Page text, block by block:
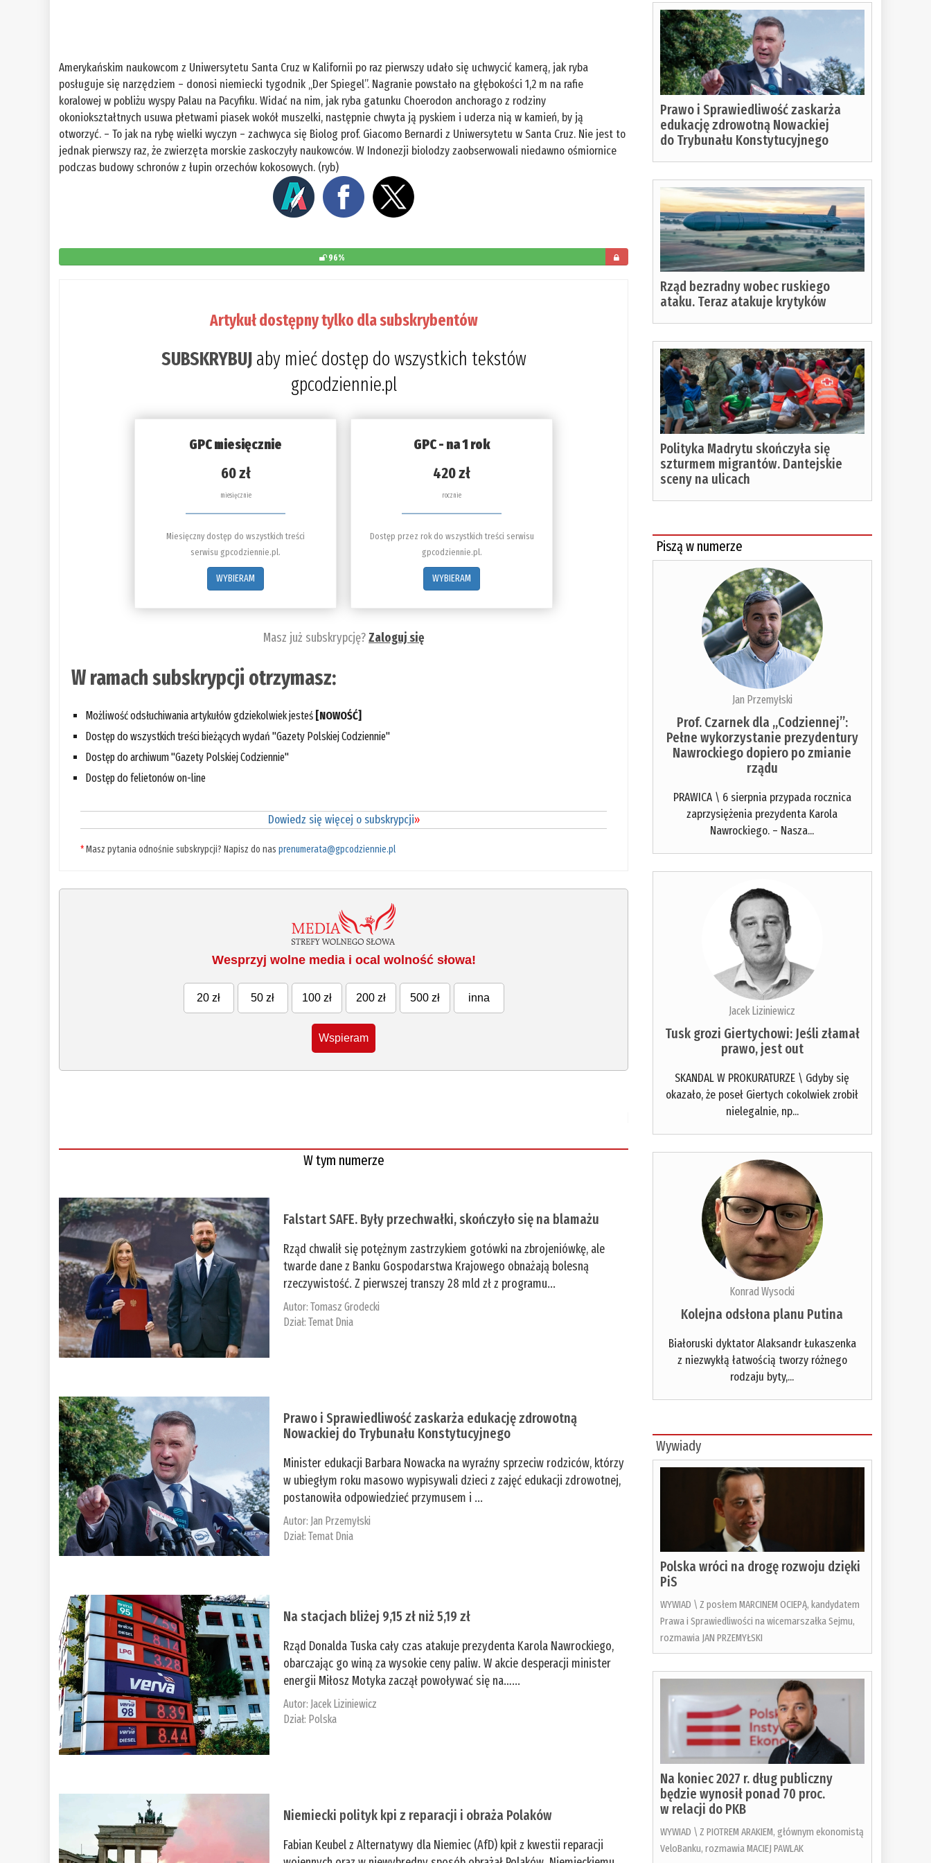
Amerykańskim naukowcom z Uniwersytetu Santa Cruz w Kalifornii po raz pierwszy udało się uchwycić kamerą, jak ryba
posługuje się narzędziem – donosi niemiecki tygodnik „Der Spiegel”. Nagranie powstało na głębokości 1,2 m na rafie
koralowej w pobliżu wyspy Palau na Pacyfiku. Widać na nim, jak ryba gatunku Choerodon anchorago z rodziny
okoniokształtnych usuwa płetwami piasek wokół muszelki, następnie chwyta ją pyskiem i uderza nią w kamień, by ją
otworzyć. – To jak na rybę wielki wyczyn – zachwyca się Biolog prof. Giacomo Bernardi z Uniwersytetu w Santa Cruz. Nie jest to
jednak pierwszy raz, że zwierzęta morskie zaskoczyły naukowców. W Indonezji biolodzy zaobserwowali niedawno ośmiornice
podczas budowy schronów z łupin orzechów kokosowych. (ryb)
96%
Artykuł dostępny tylko dla subskrybentów
SUBSKRYBUJaby mieć dostęp do wszystkich tekstów
gpcodziennie.pl
GPC miesięcznie
60 zł
miesięcznie
Miesięczny dostęp do wszystkich treści
serwisu gpcodziennie.pl.
WYBIERAM
GPC - na 1 rok
420 zł
rocznie
Dostęp przez rok do wszystkich treści serwisu
gpcodziennie.pl.
WYBIERAM
Masz już subskrypcję?Zaloguj się
W ramach subskrypcji otrzymasz:
Możliwość odsłuchiwania artykułów gdziekolwiek jesteś [NOWOŚĆ]
Dostęp do wszystkich treści bieżących wydań "Gazety Polskiej Codziennie"
Dostęp do archiwum "Gazety Polskiej Codziennie"
Dostęp do felietonów on-line
Dowiedz się więcej o subskrypcji»
*Masz pytania odnośnie subskrypcji? Napisz do nasprenumerata@gpcodziennie.pl
Wesprzyj wolne media i ocal wolność słowa!
20 zł 50 zł 100 zł 200 zł 500 zł inna
Wspieram
W tym numerze
Falstart SAFE. Były przechwałki, skończyło się na blamażu
Rząd chwalił się potężnym zastrzykiem gotówki na zbrojeniówkę, ale
twarde dane z Banku Gospodarstwa Krajowego obnażają bolesną
rzeczywistość. Z pierwszej transzy 28 mld zł z programu...
Autor:Tomasz Grodecki
Dział:Temat Dnia
Prawo i Sprawiedliwość zaskarża edukację zdrowotną
Nowackiej do Trybunału Konstytucyjnego
Minister edukacji Barbara Nowacka na wyraźny sprzeciw rodziców, którzy
w ubiegłym roku masowo wypisywali dzieci z zajęć edukacji zdrowotnej,
postanowiła odpowiedzieć przymusem i ...
Autor: Jan Przemyłski
Dział:Temat Dnia
Na stacjach bliżej 9,15 zł niż 5,19 zł
Rząd Donalda Tuska cały czas atakuje prezydenta Karola Nawrockiego,
obarczając go winą za wysokie ceny paliw. W akcie desperacji minister
energii Miłosz Motyka zaczął powoływać się na…...
Autor: Jacek Liziniewicz
Dział: Polska
Niemiecki polityk kpi z reparacji i obraża Polaków
Fabian Keubel z Alternatywy dla Niemiec (AfD) kpił z kwestii reparacji
Prawo i Sprawiedliwość zaskarża
edukację zdrowotną Nowackiej
do Trybunału Konstytucyjnego
Rząd bezradny wobec ruskiego
ataku. Teraz atakuje krytyków
Polityka Madrytu skończyła się
szturmem migrantów. Dantejskie
sceny na ulicach
Piszą w numerze
Jan Przemyłski
Prof. Czarnek dla „Codziennej”:
Pełne wykorzystanie prezydentury
Nawrockiego dopiero po zmianie
rządu
PRAWICA \ 6 sierpnia przypada rocznica
zaprzysiężenia prezydenta Karola
Nawrockiego. – Nasza...
Jacek Liziniewicz
Tusk grozi Giertychowi: Jeśli złamał
prawo, jest out
SKANDAL W PROKURATURZE \ Gdyby się
okazało, że poseł Giertych cokolwiek zrobił
nielegalnie, np...
Konrad Wysocki
Kolejna odsłona planu Putina
Białoruski dyktator Alaksandr Łukaszenka
z niezwykłą łatwością tworzy różnego
rodzaju byty,...
Wywiady
Polska wróci na drogę rozwoju dzięki
PiS
WYWIAD \ Z posłem MARCINEM OCIEPĄ, kandydatem
Prawa i Sprawiedliwości na wicemarszałka Sejmu,
rozmawia JAN PRZEMYŁSKI
Na koniec 2027 r. dług publiczny
będzie wynosił ponad 70 proc.
w relacji do PKB
WYWIAD \ Z PIOTREM ARAKIEM, głównym ekonomistą
VeloBanku, rozmawia MACIEJ PAWLAK